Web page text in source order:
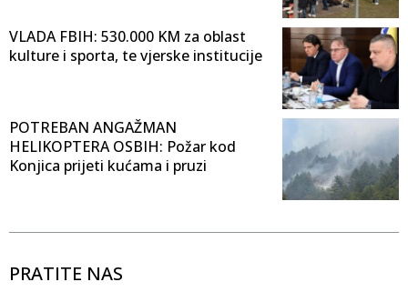
VLADA FBIH: 530.000 KM za oblast
kulture i sporta, te vjerske institucije
POTREBAN ANGAŽMAN
HELIKOPTERA OSBIH: Požar kod
Konjica prijeti kućama i pruzi
PRATITE NAS